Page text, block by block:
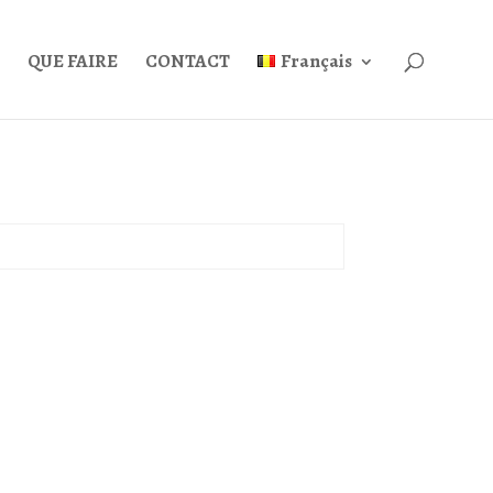
QUE FAIRE CONTACT Français